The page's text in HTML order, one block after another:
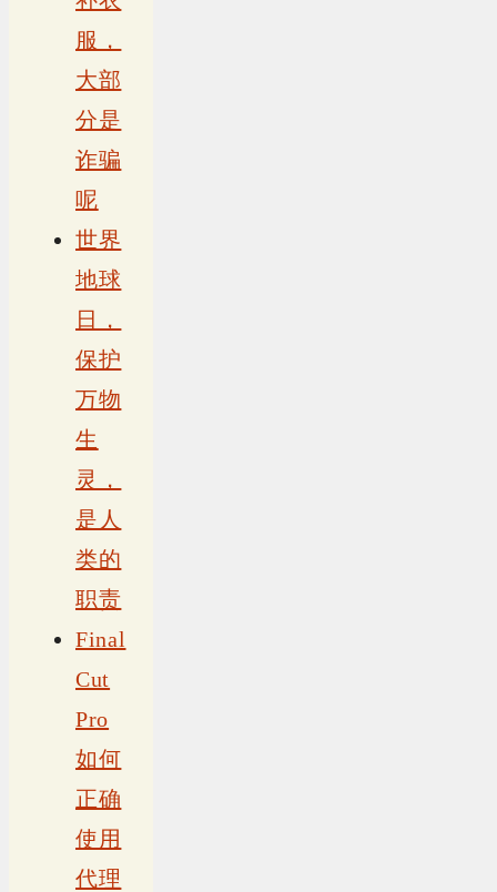
服，
大部
分是
诈骗
呢
世界
地球
日，
保护
万物
生
灵，
是人
类的
职责
Final
Cut
Pro
如何
正确
使用
代理